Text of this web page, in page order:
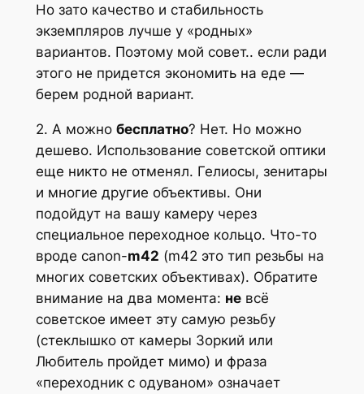
Но зато качество и стабильность
экземпляров лучше у «родных»
вариантов. Поэтому мой совет.. если ради
этого не придется экономить на еде —
берем родной вариант.
2. А можно бесплатно? Нет. Но можно
дешево. Использование советской оптики
еще никто не отменял. Гелиосы, зенитары
и многие другие объективы. Они
подойдут на вашу камеру через
специальное переходное кольцо. Что-то
вроде canon-m42 (m42 это тип резьбы на
многих советских объективах). Обратите
внимание на два момента: невсё
советское имеет эту самую резьбу
(стеклышко от камеры Зоркий или
Любитель пройдет мимо) и фраза
«переходник с одуваном» означает